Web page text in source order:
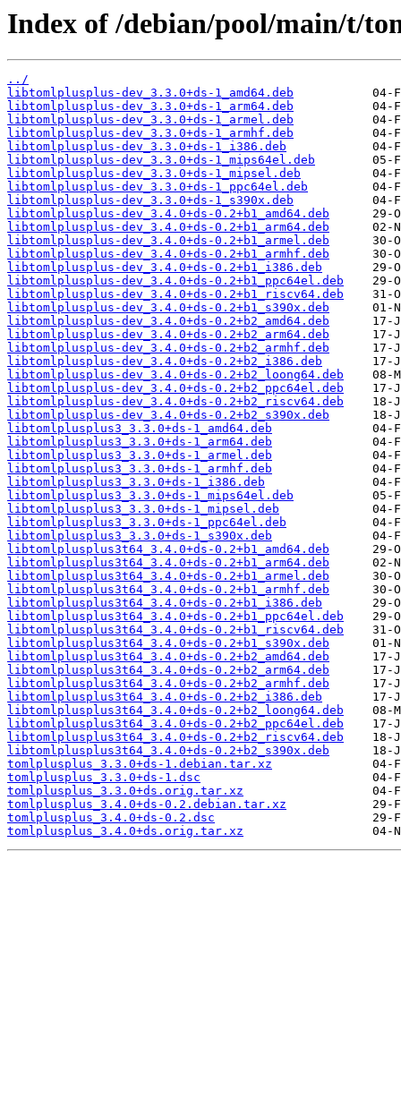
Index of /debian/pool/main/t/
../
libtomlplusplus-dev_3.3.0+ds-1_amd64.deb
libtomlplusplus-dev_3.3.0+ds-1_arm64.deb
libtomlplusplus-dev_3.3.0+ds-1_armel.deb
libtomlplusplus-dev_3.3.0+ds-1_armhf.deb
libtomlplusplus-dev_3.3.0+ds-1_i386.deb
libtomlplusplus-dev_3.3.0+ds-1_mips64el.deb
libtomlplusplus-dev_3.3.0+ds-1_mipsel.deb
libtomlplusplus-dev_3.3.0+ds-1_ppc64el.deb
libtomlplusplus-dev_3.3.0+ds-1_s390x.deb
libtomlplusplus-dev_3.4.0+ds-0.2+b1_amd64.deb
libtomlplusplus-dev_3.4.0+ds-0.2+b1_arm64.deb
libtomlplusplus-dev_3.4.0+ds-0.2+b1_armel.deb
libtomlplusplus-dev_3.4.0+ds-0.2+b1_armhf.deb
libtomlplusplus-dev_3.4.0+ds-0.2+b1_i386.deb
libtomlplusplus-dev_3.4.0+ds-0.2+b1_ppc64el.deb
libtomlplusplus-dev_3.4.0+ds-0.2+b1_riscv64.deb
libtomlplusplus-dev_3.4.0+ds-0.2+b1_s390x.deb
libtomlplusplus-dev_3.4.0+ds-0.2+b2_amd64.deb
libtomlplusplus-dev_3.4.0+ds-0.2+b2_arm64.deb
libtomlplusplus-dev_3.4.0+ds-0.2+b2_armhf.deb
libtomlplusplus-dev_3.4.0+ds-0.2+b2_i386.deb
libtomlplusplus-dev_3.4.0+ds-0.2+b2_loong64.deb
libtomlplusplus-dev_3.4.0+ds-0.2+b2_ppc64el.deb
libtomlplusplus-dev_3.4.0+ds-0.2+b2_riscv64.deb
libtomlplusplus-dev_3.4.0+ds-0.2+b2_s390x.deb
libtomlplusplus3_3.3.0+ds-1_amd64.deb
libtomlplusplus3_3.3.0+ds-1_arm64.deb
libtomlplusplus3_3.3.0+ds-1_armel.deb
libtomlplusplus3_3.3.0+ds-1_armhf.deb
libtomlplusplus3_3.3.0+ds-1_i386.deb
libtomlplusplus3_3.3.0+ds-1_mips64el.deb
libtomlplusplus3_3.3.0+ds-1_mipsel.deb
libtomlplusplus3_3.3.0+ds-1_ppc64el.deb
libtomlplusplus3_3.3.0+ds-1_s390x.deb
libtomlplusplus3t64_3.4.0+ds-0.2+b1_amd64.deb
libtomlplusplus3t64_3.4.0+ds-0.2+b1_arm64.deb
libtomlplusplus3t64_3.4.0+ds-0.2+b1_armel.deb
libtomlplusplus3t64_3.4.0+ds-0.2+b1_armhf.deb
libtomlplusplus3t64_3.4.0+ds-0.2+b1_i386.deb
libtomlplusplus3t64_3.4.0+ds-0.2+b1_ppc64el.deb
libtomlplusplus3t64_3.4.0+ds-0.2+b1_riscv64.deb
libtomlplusplus3t64_3.4.0+ds-0.2+b1_s390x.deb
libtomlplusplus3t64_3.4.0+ds-0.2+b2_amd64.deb
libtomlplusplus3t64_3.4.0+ds-0.2+b2_arm64.deb
libtomlplusplus3t64_3.4.0+ds-0.2+b2_armhf.deb
libtomlplusplus3t64_3.4.0+ds-0.2+b2_i386.deb
libtomlplusplus3t64_3.4.0+ds-0.2+b2_loong64.deb
libtomlplusplus3t64_3.4.0+ds-0.2+b2_ppc64el.deb
libtomlplusplus3t64_3.4.0+ds-0.2+b2_riscv64.deb
libtomlplusplus3t64_3.4.0+ds-0.2+b2_s390x.deb
tomlplusplus_3.3.0+ds-1.debian.tar.xz
tomlplusplus_3.3.0+ds-1.dsc
tomlplusplus_3.3.0+ds.orig.tar.xz
tomlplusplus_3.4.0+ds-0.2.debian.tar.xz
tomlplusplus_3.4.0+ds-0.2.dsc
tomlplusplus_3.4.0+ds.orig.tar.xz